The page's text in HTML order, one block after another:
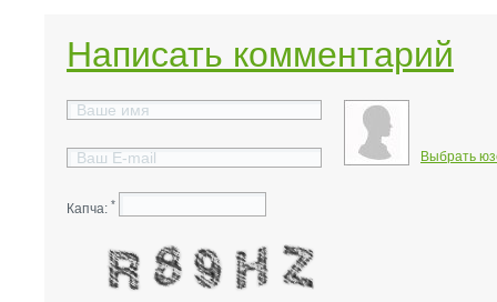
Написать комментарий
Выбрать
Капча: *